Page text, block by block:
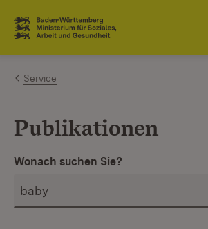
Zum Inhalt springen
Link zur Startseite
Service
Publikationen
Wonach suchen Sie?